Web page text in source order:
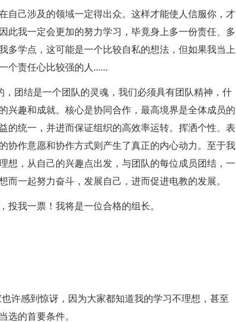
自己涉及的领域一定得出众。这样才能使人信服你，才
此我一定会更加的努力学习，毕竟身上多一份责任、多
多学点，这可能是一个比较自私的想法，但如果我当上
个责任心比较强的人......
，团结是一个团队的灵魂，我们必须具有团队精神，什
兴趣和成就。核心是协同合作，最高境界是全体成员的
的统一，并进而保证组织的高效率运转。挥洒个性、表
协作意愿和协作方式则产生了真正的内心动力。至于我
想，从自己的兴趣点出发，与团队的每位成员团结，一
一起努力奋斗，发展自己，进而促进电教的发展。
投我一票！我将是一位合格的组长。
许感到惊讶，因为大家都知道我的学习不理想，甚至
选的首要条件。